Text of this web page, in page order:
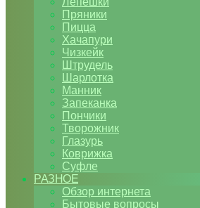
Пряники
Пицца
Хачапури
Чизкейк
Штрудель
Шарлотка
Манник
Запеканка
Пончики
Творожник
Глазурь
Коврижка
Суфле
РАЗНОЕ
Обзор интернета
Бытовые вопросы